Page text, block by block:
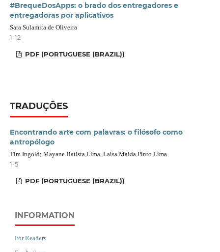
#BrequeDosApps: o brado dos entregadores e
entregadoras por aplicativos
Sara Sulamita de Oliveira
1-12
PDF (PORTUGUESE (BRAZIL))
TRADUÇÕES
Encontrando arte com palavras: o filósofo como
antropólogo
Tim Ingold; Mayane Batista Lima, Laísa Maida Pinto Lima
1-5
PDF (PORTUGUESE (BRAZIL))
INFORMATION
For Readers